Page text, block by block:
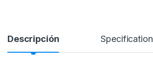
Descripción Specification